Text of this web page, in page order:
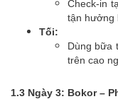
Check-in
tận hưởng
Tối:
Dùng bữa
trên cao
1.3 Ngày 3: Bokor –